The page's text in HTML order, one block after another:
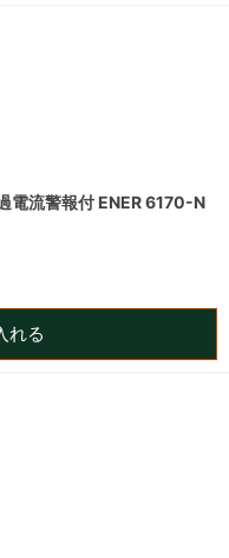
電流警報付 ENER 6170-N
れる